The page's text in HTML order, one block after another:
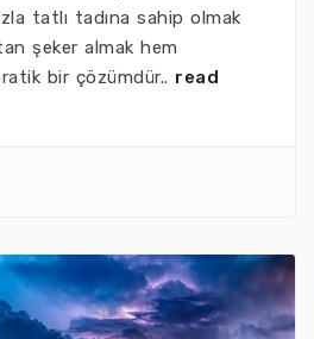
tatlı tadına sahip olmak
şeker almak hem
bir çözümdür.. read